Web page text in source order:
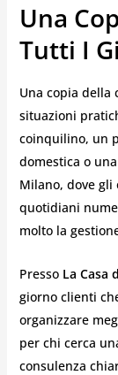
Una
Tutti I
Una copia della
situazioni
coinquilino, un
domestica o
Milano, dove gli
quotidiani
molto la
Presso La Casa
giorno clienti
organizzare
per chi cerca
consulenza